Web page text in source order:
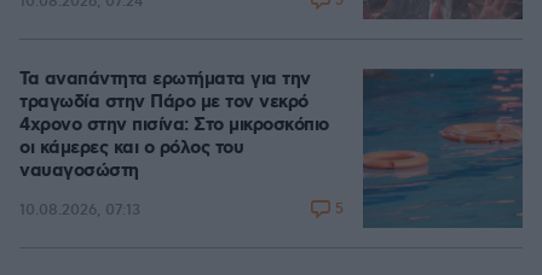
Τα αναπάντητα ερωτήματα για την
τραγωδία στην Πάρο με τον νεκρό
4χρονο στην πισίνα: Στο μικροσκόπιο
οι κάμερες και ο ρόλος του
ναυαγοσώστη
10.08.2026, 07:13 5